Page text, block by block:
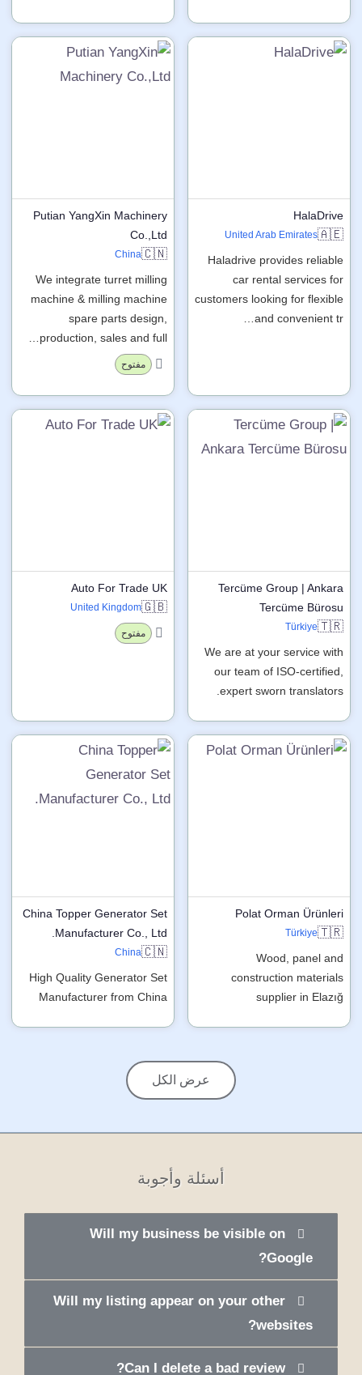
HalaDrive
🇦🇪
United Arab Emirates
Haladrive provides reliable
car rental services for
customers looking for flexible
and convenient tr…
Putian YangXin Machinery
Co.,Ltd
🇨🇳
China
We integrate turret milling
machine & milling machine
spare parts design,
production, sales and full…
مفتوح
Tercüme Group | Ankara
Tercüme Bürosu
🇹🇷
Türkiye
We are at your service with
our team of ISO-certified,
expert sworn translators.
Auto For Trade UK
🇬🇧
United Kingdom
مفتوح
Polat Orman Ürünleri
🇹🇷
Türkiye
Wood, panel and
construction materials
supplier in Elazığ
China Topper Generator Set
Manufacturer Co., Ltd.
🇨🇳
China
High Quality Generator Set
Manufacturer from China
عرض الكل
أسئلة وأجوبة
Will my business be visible on
Google?
Will my listing appear on your other
websites?